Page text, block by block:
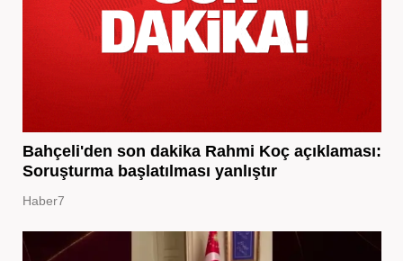
Bahçeli'den son dakika Rahmi Koç açıklaması:
Soruşturma başlatılması yanlıştır
Haber7